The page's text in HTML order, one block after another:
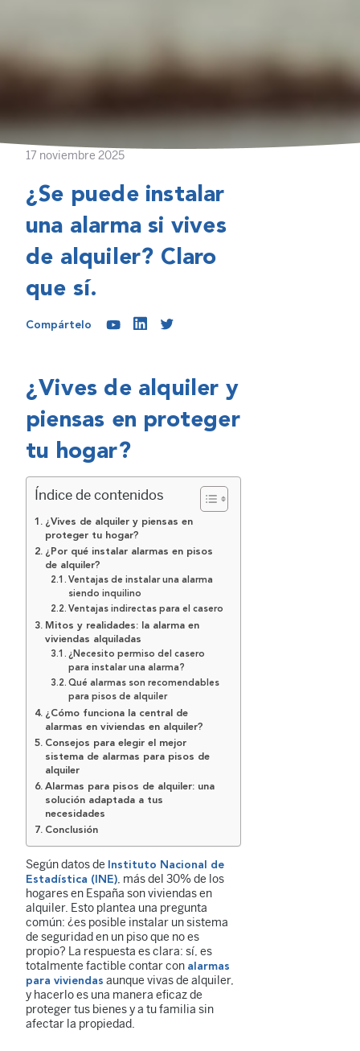
17 noviembre 2025
¿Se puede instalar
una alarma si vives
de alquiler? Claro
que sí.
Compártelo
¿Vives de alquiler y
piensas en proteger
tu hogar?
Índice de contenidos
¿Vives de alquiler y piensas en
proteger tu hogar?
¿Por qué instalar alarmas en pisos
de alquiler?
Ventajas de instalar una alarma
siendo inquilino
Ventajas indirectas para el casero
Mitos y realidades: la alarma en
viviendas alquiladas
¿Necesito permiso del casero
para instalar una alarma?
Qué alarmas son recomendables
para pisos de alquiler
¿Cómo funciona la central de
alarmas en viviendas en alquiler?
Consejos para elegir el mejor
sistema de alarmas para pisos de
alquiler
Alarmas para pisos de alquiler: una
solución adaptada a tus
necesidades
Conclusión
Según datos de
Instituto Nacional de
Estadística (INE), más del 30% de los
hogares en España son viviendas en
alquiler. Esto plantea una pregunta
común: ¿es posible instalar un sistema
de seguridad en un piso que no es
propio? La respuesta es clara: sí, es
totalmente factible contar con alarmas
para viviendas aunque vivas de alquiler,
y hacerlo es una manera eficaz de
proteger tus bienes y a tu familia sin
afectar la propiedad.